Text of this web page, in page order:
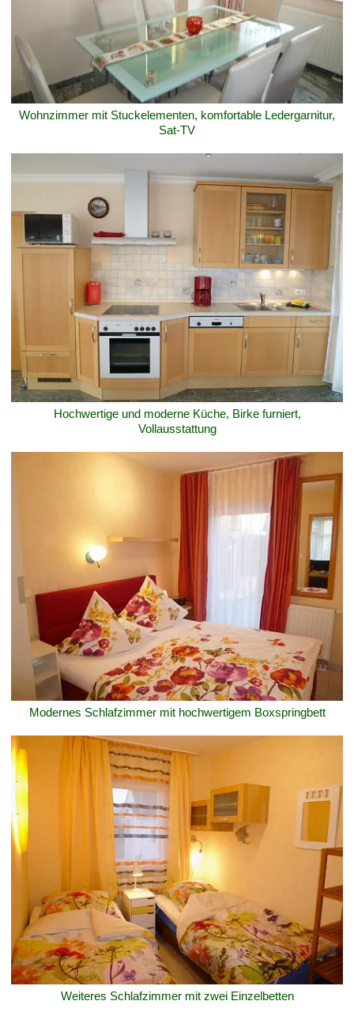
Wohnzimmer mit Stuckelementen, komfortable Ledergarnitur,
Sat-TV
Hochwertige und moderne Küche, Birke furniert,
Vollausstattung
Modernes Schlafzimmer mit hochwertigem Boxspringbett
Weiteres Schlafzimmer mit zwei Einzelbetten